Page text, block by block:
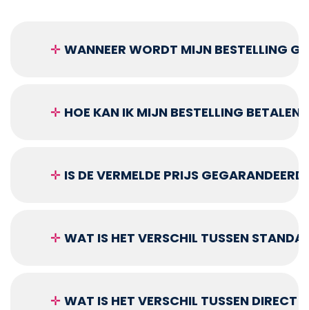
✛ WANNEER WORDT MIJN BESTELLING
✛ HOE KAN IK MIJN BESTELLING BETALEN?
✛ IS DE VERMELDE PRIJS
✛ WAT IS HET VERSCHIL TUSSEN
✛ WAT IS HET VERSCHIL TUSSEN DIRECT